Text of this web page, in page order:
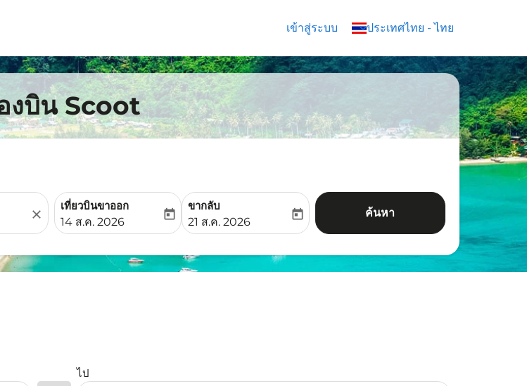
เข้าสู่ระบบ ประเทศไทย - ไทย
keyboard_arrow_down
งบิน Scoot
close
เที่ยวบินขาออก
fc-booking-departure-date-aria-label
14 ส.ค. 2026
today
ขากลับ
fc-booking-return-date-aria-label
21 ส.ค. 2026
today ค้นหา
ไป
ล่างเพื่อค้นหาข้อเสนอ